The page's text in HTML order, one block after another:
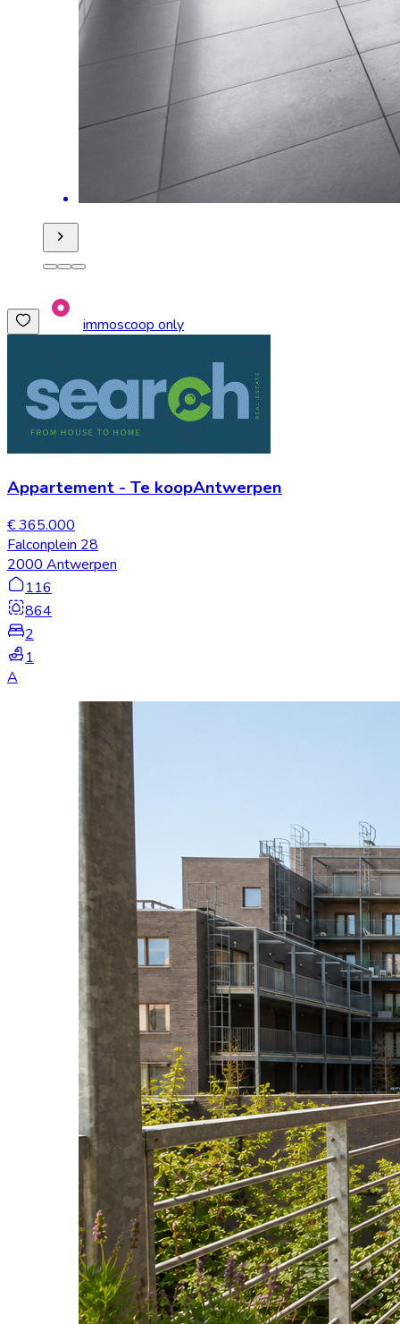
immoscoop only
Appartement - Te koopAntwerpen
€ 365.000
Falconplein 28
2000 Antwerpen
116
864
2
1
A